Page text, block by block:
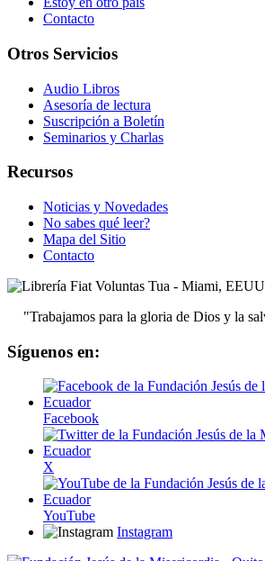
Contacto
Otros Servicios
Audio Libros
Asesoría de lectura
Suscripción a Boletín
Seminarios y Charlas
Recursos
Noticias y Novedades
No sabes qué leer?
Mapa del Sitio
Contacto
"Trabajamos para la gloria de Dios y la
Síguenos en:
Facebook
X
YouTube
Instagram